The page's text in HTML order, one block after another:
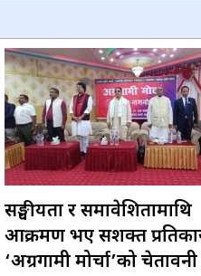
सङ्घीयता र समावेशितामाथि
आक्रमण भए सशक्त
‘अग्रगामी मोर्चा’को चेतावनी